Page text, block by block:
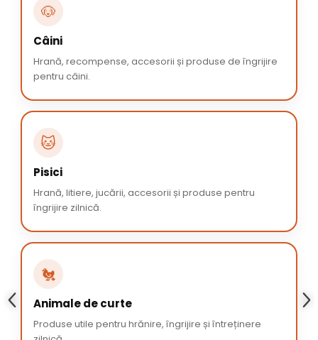
🐶
Câini
Hrană, recompense, accesorii și produse de îngrijire
pentru câini.
🐱
Pisici
Hrană, litiere, jucării, accesorii și produse pentru
îngrijire zilnică.
🐔
Animale de curte
Produse utile pentru hrănire, îngrijire și întreținere